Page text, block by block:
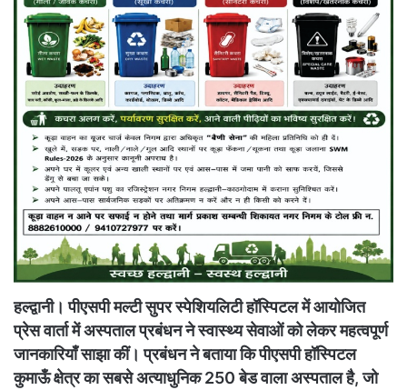
हल्द्वानी। पीएसपी मल्टी सुपर स्पेशियलिटी हॉस्पिटल में आयोजित
प्रेस वार्ता में अस्पताल प्रबंधन ने स्वास्थ्य सेवाओं को लेकर महत्वपूर्ण
जानकारियाँ साझा कीं। प्रबंधन ने बताया कि पीएसपी हॉस्पिटल
कुमाऊँ क्षेत्र का सबसे अत्याधुनिक 250 बेड वाला अस्पताल है, जो